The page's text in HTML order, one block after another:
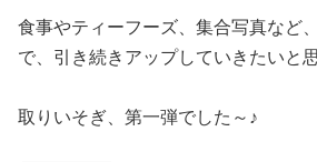
食事やティーフーズ、集合写真など
で、引き続きアップしていきたいと
取りいそぎ、第一弾でした～♪